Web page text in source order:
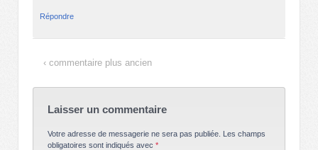
Répondre
‹ commentaire plus ancien
Laisser un commentaire
Votre adresse de messagerie ne sera pas publiée. Les champs
obligatoires sont indiqués avec *